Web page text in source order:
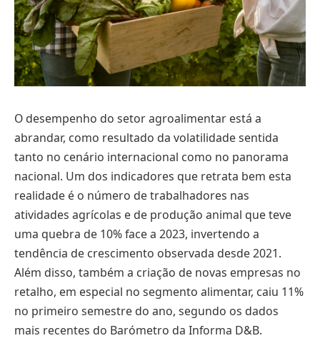
O desempenho do setor agroalimentar está a
abrandar, como resultado da volatilidade sentida
tanto no cenário internacional como no panorama
nacional. Um dos indicadores que retrata bem esta
realidade é o número de trabalhadores nas
atividades agrícolas e de produção animal que teve
uma quebra de 10% face a 2023, invertendo a
tendência de crescimento observada desde 2021.
Além disso, também a criação de novas empresas no
retalho, em especial no segmento alimentar, caiu 11%
no primeiro semestre do ano, segundo os dados
mais recentes do Barómetro da Informa D&B.